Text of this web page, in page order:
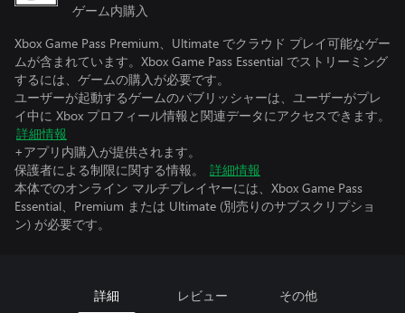
ゲーム内購入
Xbox Game Pass Premium、Ultimate でクラウド プレイ可能なゲー
ムが含まれています。Xbox Game Pass Essential でストリーミング
するには、ゲームの購入が必要です。
ユーザーが起動するゲームのパブリッシャーは、ユーザーがプレ
イ中に Xbox プロフィール情報と関連データにアクセスできます。
詳細情報
+アプリ内購入が提供されます。
保護者による制限に関する情報。
詳細情報
本体でのオンライン マルチプレイヤーには、Xbox Game Pass
Essential、Premium または Ultimate (別売りのサブスクリプショ
ン) が必要です。
詳細 レビュー その他